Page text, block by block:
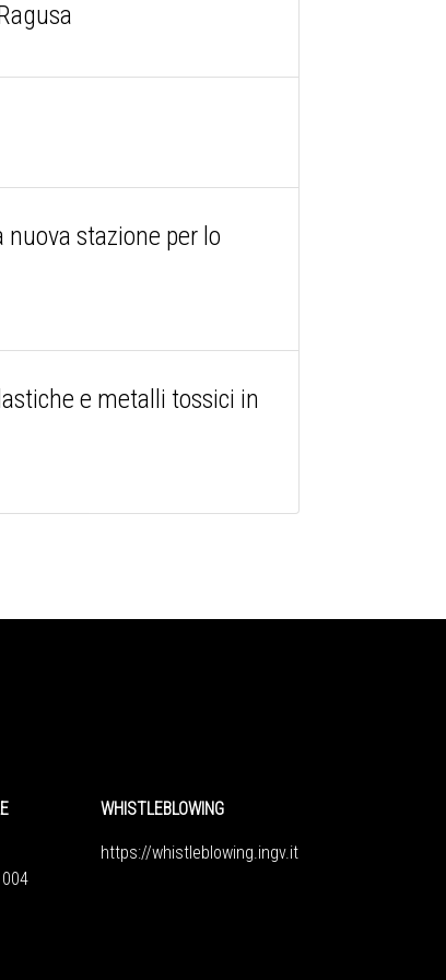
nuova stazione per lo
e metalli tossici in
WHISTLEBLOWING
https://whistleblowing.ingv. it